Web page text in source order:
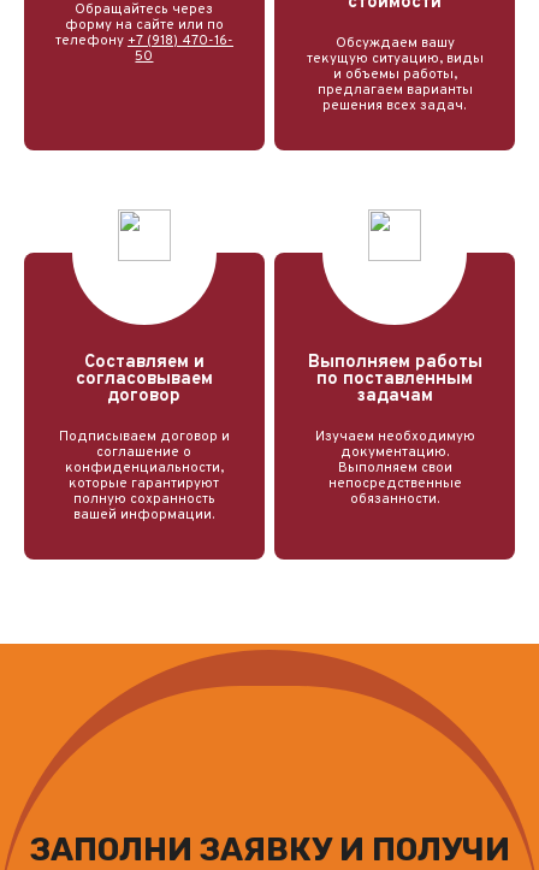
Обращайтесь через
форму на сайте или по
телефону +7 (918) 470-16-
50
Обсуждаем вашу
текущую ситуацию, виды
и объемы работы,
предлагаем варианты
решения всех задач.
Составляем и
согласовываем
договор
Подписываем договор и
соглашение о
конфиденциальности,
которые гарантируют
полную сохранность
вашей информации.
Выполняем работы
по поставленным
задачам
Изучаем необходимую
документацию.
Выполняем свои
непосредственные
обязанности.
ЗАПОЛНИ ЗАЯВКУ И ПОЛУЧИ